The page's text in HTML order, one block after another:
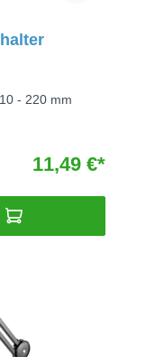
- 220 mm
11,49 €*